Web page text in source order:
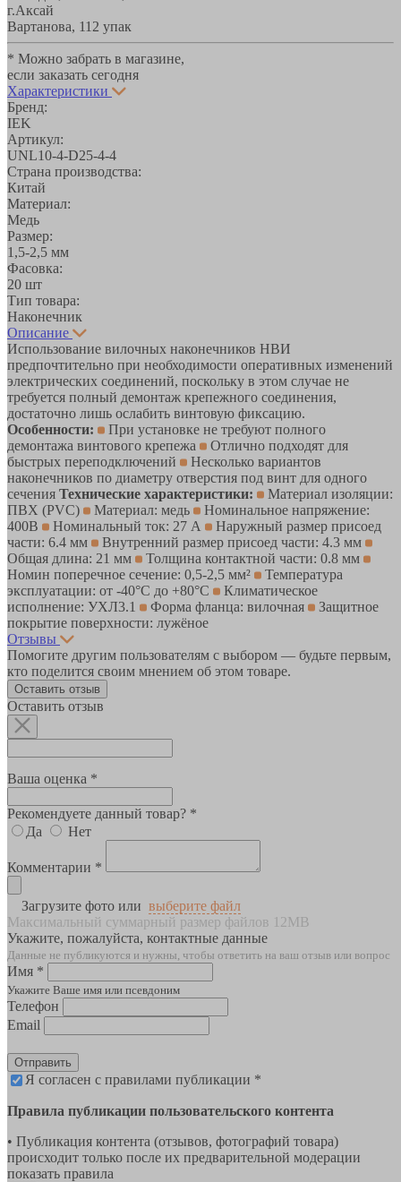
г.Аксай
Вартанова, 11 2 упак
* Можно забрать в магазине,
если заказать сегодня
Характеристики
Бренд:
IEK
Артикул:
UNL10-4-D25-4-4
Страна производства:
Китай
Материал:
Медь
Размер:
1,5-2,5 мм
Фасовка:
20 шт
Тип товара:
Наконечник
Описание
Использование вилочных наконечников НВИ
предпочтительно при необходимости оперативных изменений
электрических соединений, поскольку в этом случае не
требуется полный демонтаж крепежного соединения,
достаточно лишь ослабить винтовую фиксацию.
Особенности:
При установке не требуют полного
демонтажа винтового крепежа
Отлично подходят для
быстрых переподключений
Несколько вариантов
наконечников по диаметру отверстия под винт для одного
сечения Технические характеристики:
Материал изоляции:
ПВХ (PVC)
Материал: медь
Номинальное напряжение:
400В
Номинальный ток: 27 А
Наружный размер присоед
части: 6.4 мм
Внутренний размер присоед части: 4.3 мм
Общая длина: 21 мм
Толщина контактной части: 0.8 мм
Номин поперечное сечение: 0,5-2,5 мм²
Температура
эксплуатации: от -40°C до +80°C
Климатическое
исполнение: УХЛ3.1
Форма фланца: вилочная
Защитное
покрытие поверхности: лужёное
Отзывы
Помогите другим пользователям с выбором — будьте первым,
кто поделится своим мнением об этом товаре.
Оставить отзыв
Оставить отзыв
Ваша оценка *
Рекомендуете данный товар? *
Да
Нет
Комментарии *
Загрузите фото или выберите файл
Максимальный суммарный размер файлов 12MB
Укажите, пожалуйста, контактные данные
Данные не публикуются и нужны, чтобы ответить на ваш отзыв или вопрос
Имя *
Укажите Ваше имя или псевдоним
Телефон
Email
Отправить
Я согласен с правилами публикации *
Правила публикации пользовательского контента
• Публикация контента (отзывов, фотографий товара)
происходит только после их предварительной модерации
показать правила